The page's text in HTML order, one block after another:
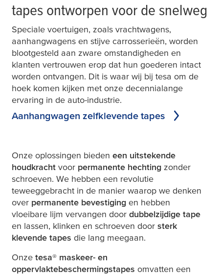
tapes ontworpen voor de snelweg
Speciale voertuigen, zoals vrachtwagens,
aanhangwagens en stijve carrosserieën, worden
blootgesteld aan zware omstandigheden en
klanten vertrouwen erop dat hun goederen intact
worden ontvangen. Dit is waar wij bij tesa om de
hoek komen kijken met onze decennialange
ervaring in de auto-industrie.
Aanhangwagen zelfklevende tapes
Onze oplossingen bieden een uitstekende
houdkracht voor permanente hechting zonder
schroeven. We hebben een revolutie
teweeggebracht in de manier waarop we denken
over permanente bevestiging en hebben
vloeibare lijm vervangen door dubbelzijdige tape
en lassen, klinken en schroeven door sterk
klevende tapes die lang meegaan.
Onze tesa® maskeer- en
oppervlaktebeschermingstapes omvatten een